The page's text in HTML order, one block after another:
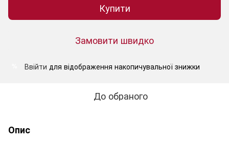
Купити
Замовити швидко
Ввійти для відображення накопичувальної знижки
До обраного
Опис